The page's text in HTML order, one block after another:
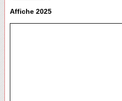
Affiche 2025